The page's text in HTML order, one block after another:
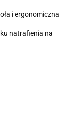
i ergonomiczna
natrafienia na